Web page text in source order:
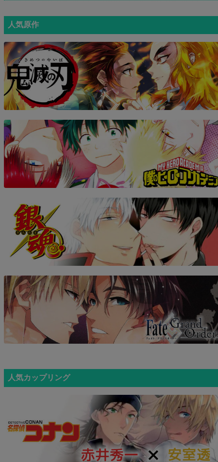
人気原作
人気カップリング